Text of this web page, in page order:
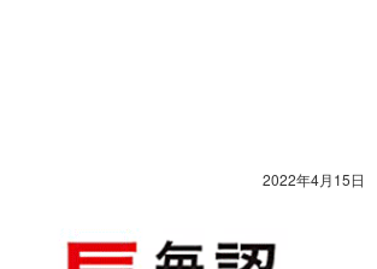
2022年4月15日